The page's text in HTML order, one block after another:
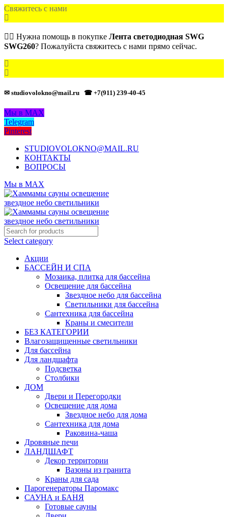
Свяжитесь с нами
🙋‍♂️ Нужна помощь в покупке Лента светодиодная SWG
SWG260? Пожалуйста свяжитесь с нами прямо сейчас.
✉ studiovolokno@mail.ru ☎ +7(911) 239-40-45
Мы в MAX
Telegram
Pinterest
STUDIOVOLOKNO@MAIL.RU
КОНТАКТЫ
ВОПРОСЫ
Мы в MAX
Select category
Акции
БАССЕЙН И СПА
Мозаика, плитка для бассейна
Освещение для бассейна
Звездное небо для бассейна
Светильники для бассейна
Сантехника для бассейна
Краны и смесители
БЕЗ КАТЕГОРИИ
Влагозащищенные светильники
Для бассейна
Для ландшафта
Подсветка
Столбики
ДОМ
Двери и Перегородки
Освещение для дома
Звездное небо для дома
Сантехника для дома
Раковина-чаша
Дровяные печи
ЛАНДШАФТ
Декор территории
Вазоны из гранита
Краны для сада
Парогенераторы Паромакс
САУНА и БАНЯ
Готовые сауны